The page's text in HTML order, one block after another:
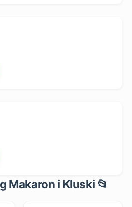
Makaron i Kluski 📂